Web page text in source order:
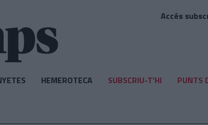
Accés
HEMEROTECA SUBSCRIU-T'HI PUNTS